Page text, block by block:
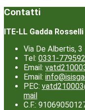
Contatti
ITE-LL Gadda Rosselli
Via De Albertis,
Tel: 0331-
Email:
Email:
PEC:
mail
C.F.: